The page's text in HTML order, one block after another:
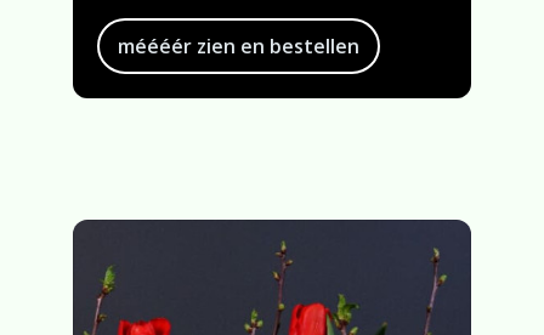
méééér zien en bestellen